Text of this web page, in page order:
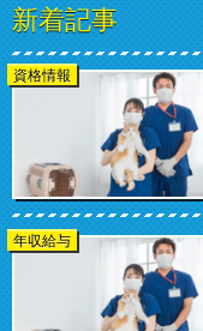
新着記事
資格情報
年収給与